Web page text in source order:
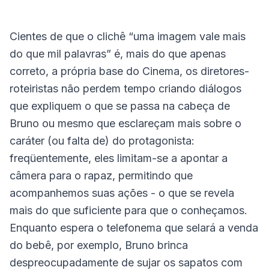
Cientes de que o clichê “uma imagem vale mais
do que mil palavras” é, mais do que apenas
correto, a própria base do Cinema, os diretores-
roteiristas não perdem tempo criando diálogos
que expliquem o que se passa na cabeça de
Bruno ou mesmo que esclareçam mais sobre o
caráter (ou falta de) do protagonista:
freqüentemente, eles limitam-se a apontar a
câmera para o rapaz, permitindo que
acompanhemos suas ações - o que se revela
mais do que suficiente para que o conheçamos.
Enquanto espera o telefonema que selará a venda
do bebê, por exemplo, Bruno brinca
despreocupadamente de sujar os sapatos com